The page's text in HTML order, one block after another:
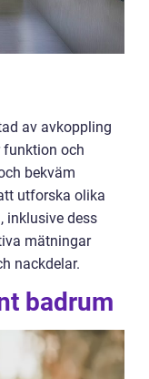
av avkoppling
funktion och
bekväm
utforska olika
inklusive dess
mätningar
nackdelar.
badrum